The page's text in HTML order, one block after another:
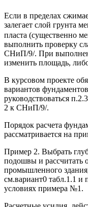
Если в пределах
залегает слой грунта
пласта (существенно
выполнить проверку
СНиП/9/. При
изменить площадь,
В курсовом проекте
вариантов
руководствоваться
2 к СНиП/9/.
Порядок расчета
рассматривается на
Пример 2. Выбрать
подошвы и рассчитать
промышленного
см.вариант0 табл.1.1 и
условиях примера №1.